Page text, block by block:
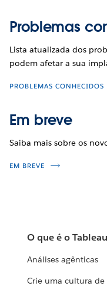
Problemas
Lista atualizada dos
podem afetar a sua
PROBLEMAS CONHECIDOS
Em breve
Saiba mais sobre os
EM BREVE
O que é o Tableau
Análises agênticas
Crie uma cultura de